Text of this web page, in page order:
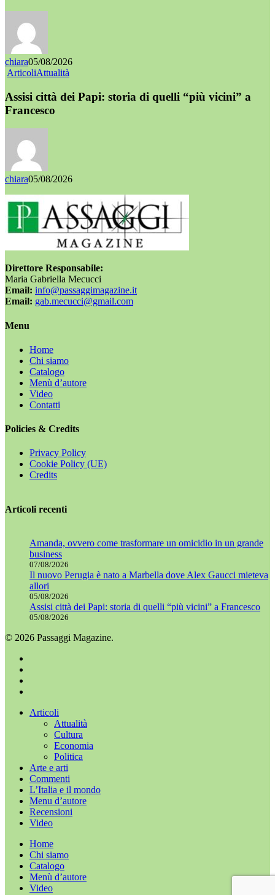
chiara05/08/2026
ArticoliAttualità
Assisi città dei Papi: storia di quelli “più vicini” a
Francesco
chiara05/08/2026
Direttore Responsabile:
Maria Gabriella Mecucci
Email: info@passaggimagazine.it
Email: gab.mecucci@gmail.com
Menu
Home
Chi siamo
Catalogo
Menù d’autore
Video
Contatti
Policies & Credits
Privacy Policy
Cookie Policy (UE)
Credits
Articoli recenti
Amanda, ovvero come trasformare un omicidio in un grande
business
07/08/2026
Il nuovo Perugia è nato a Marbella dove Alex Gaucci mieteva
allori
05/08/2026
Assisi città dei Papi: storia di quelli “più vicini” a Francesco
05/08/2026
© 2026 Passaggi Magazine.
Chiudi Articoli
Attualità
Cultura
Economia
Politica
Arte e arti
Commenti
L’Italia e il mondo
Menu d’autore
Recensioni
Video
Home
Chi siamo
Catalogo
Menù d’autore
Video